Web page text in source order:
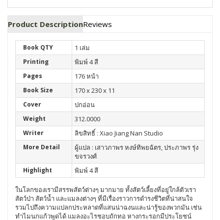
Product DescriptionReviews
Book QTY 1 เล่ม
Printing พิมพ์ 4 สี
Pages 176 หน้า
Book Size 170 x 230 x 11
Cover ปกอ่อน
Weight 312.0000
Writer ลิขสิทธิ์ : Xiao Jiang Nan Studio
More Detail
ผู้แปล : เสาวภาพร หงษ์ทิพยฉัตร, ประภาพร รุ่ง
ขจรวงศ์
Highlight พิมพ์ 4 สี
ในโลกของเรามีสรรพสัตว์ต่างๆ มากมาย ทั้งสัตว์เลี้ยงที่อยู่ใกล้ตัวเรา
สัตว์ป่า สัตว์น้ำ และแมลงต่างๆ ที่มีเรื่องราวการดำรงชีวิตที่น่าสนใจ
รวมไปถึงความแปลกประหลาดที่แสนน่าฉงนและน่ารู้ของพวกมัน เช่น
ทำไมนกแก้วพูดได้ แมลงอะไรชอบถักทอ หางกระรอกมีประโยชน์